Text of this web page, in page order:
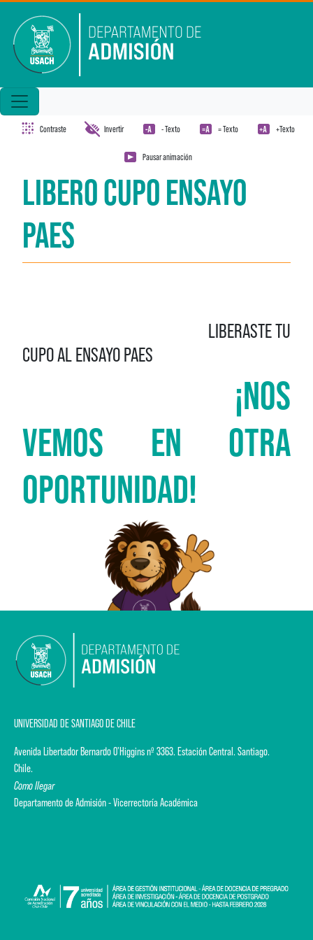
Contraste Invertir - Texto = Texto +Texto
Pausar animación
LIBERO CUPO ENSAYO
PAES
LIBERASTE TU
CUPO AL ENSAYO PAES
¡NOS
VEMOS EN OTRA
OPORTUNIDAD!
UNIVERSIDAD DE SANTIAGO DE CHILE
Avenida Libertador Bernardo O'Higgins nº 3363. Estación Central. Santiago.
Chile.
Como llegar
Departamento de Admisión - Vicerrectoría Académica